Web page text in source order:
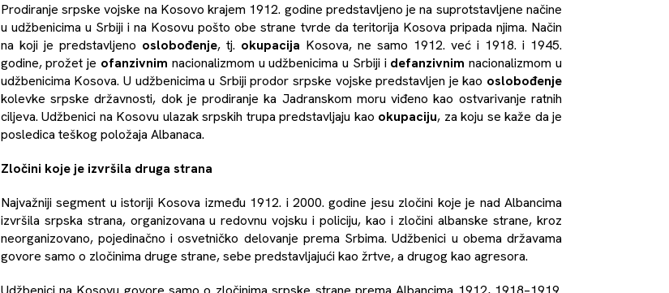
Prodiranje srpske vojske na Kosovo krajem 1912. godine predstavljeno je na suprotstavljene načine
u udžbenicima u Srbiji i na Kosovu pošto obe strane tvrde da teritorija Kosova pripada njima. Način
na koji je predstavljeno oslobođenje, tj. okupacija Kosova, ne samo 1912. već i 1918. i 1945.
godine, prožet je ofanzivnim nacionalizmom u udžbenicima u Srbiji i defanzivnim nacionalizmom u
udžbenicima Kosova. U udžbenicima u Srbiji prodor srpske vojske predstavljen je kao oslobođenje
kolevke srpske državnosti, dok je prodiranje ka Jadranskom moru viđeno kao ostvarivanje ratnih
ciljeva. Udžbenici na Kosovu ulazak srpskih trupa predstavljaju kao okupaciju, za koju se kaže da je
posledica teškog položaja Albanaca.
Zločini koje je izvršila druga strana
Najvažniji segment u istoriji Kosova između 1912. i 2000. godine jesu zločini koje je nad Albancima
izvršila srpska strana, organizovana u redovnu vojsku i policiju, kao i zločini albanske strane, kroz
neorganizovano, pojedinačno i osvetničko delovanje prema Srbima. Udžbenici u obema državama
govore samo o zločinima druge strane, sebe predstavljajući kao žrtve, a drugog kao agresora.